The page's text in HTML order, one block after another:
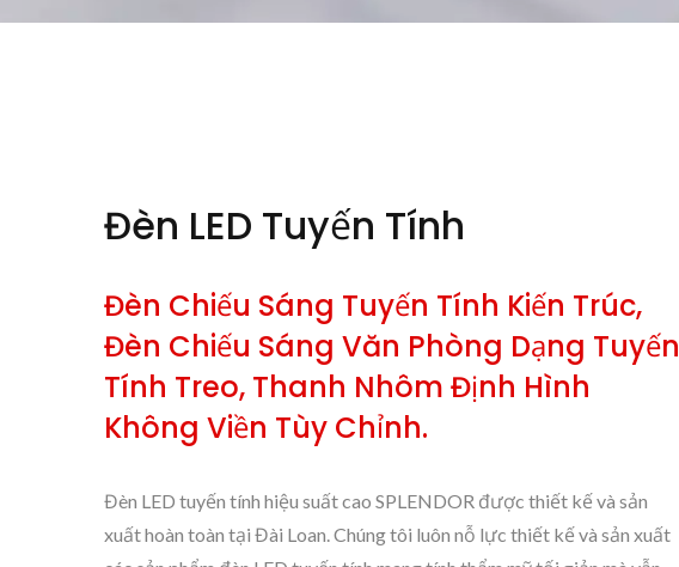
Đèn LED Tuyến Tính
Đèn Chiếu Sáng Tuyến Tính Kiến ​​trúc,
Đèn Chiếu Sáng Văn Phòng Dạng Tuyến
Tính Treo, Thanh Nhôm Định Hình
Không Viền Tùy Chỉnh.
Đèn LED tuyến tính hiệu suất cao SPLENDOR được thiết kế và sản
xuất hoàn toàn tại Đài Loan. Chúng tôi luôn nỗ lực thiết kế và sản xuất